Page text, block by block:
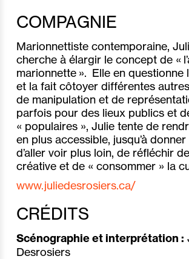
COMPAGNIE
Marionnettiste contemporaine,
cherche à élargir le concept de «
marionnette ». Elle en questionne
et la fait côtoyer différentes
de manipulation et de
parfois pour des lieux publics et
« populaires », Julie tente de
en plus accessible, jusqu’à
d’aller voir plus loin, de réfléchir
créative et de « consommer » la
www.juliedesrosiers.ca/
CRÉDITS
Scénographie et interprétation :
Desrosiers